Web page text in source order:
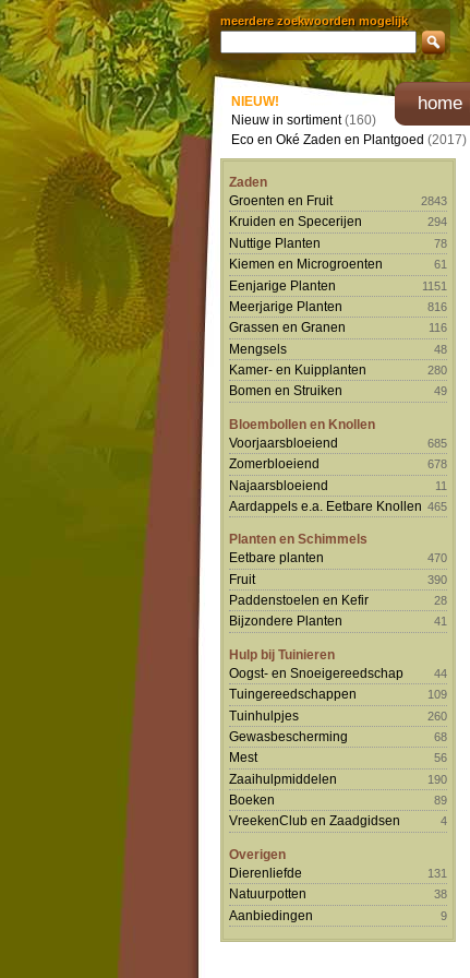
meerdere zoekwoorden mogelijk
home
NIEUW!
Nieuw in sortiment(160)
Eco en Oké Zaden en Plantgoed (2017)
Zaden
Groenten en Fruit
2843
Kruiden en Specerijen 294
Nuttige Planten 78
Kiemen en Microgroenten 61
Eenjarige Planten 1151
Meerjarige Planten 816
Grassen en Granen 116
Mengsels 48
Kamer- en Kuipplanten 280
Bomen en Struiken 49
Bloembollen en Knollen
Voorjaarsbloeiend
685
Zomerbloeiend 678
Najaarsbloeiend 11
Aardappels e.a. Eetbare Knollen 465
Planten en Schimmels
Eetbare planten
470
Fruit 390
Paddenstoelen en Kefir 28
Bijzondere Planten 41
Hulp bij Tuinieren
Oogst- en Snoeigereedschap
44
Tuingereedschappen 109
Tuinhulpjes 260
Gewasbescherming 68
Mest 56
Zaaihulpmiddelen 190
Boeken 89
VreekenClub en Zaadgidsen 4
Overigen
Dierenliefde
131
Natuurpotten 38
Aanbiedingen 9